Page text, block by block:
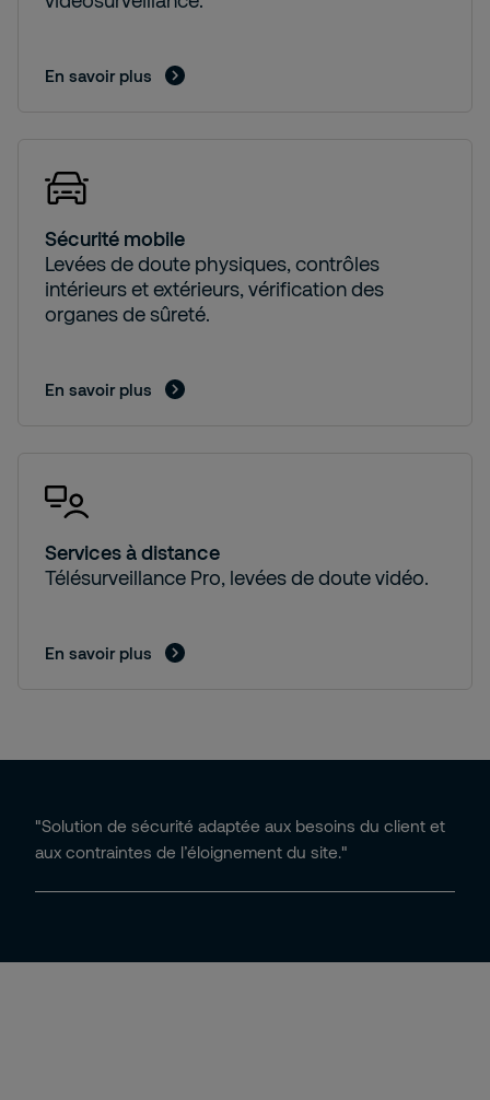
En savoir plus
Sécurité mobile
Levées de doute physiques, contrôles
intérieurs et extérieurs, vérification des
organes de sûreté.
En savoir plus
Services à distance
Télésurveillance Pro, levées de doute vidéo.
En savoir plus
"Solution de sécurité adaptée aux besoins du client et
aux contraintes de l’éloignement du site."